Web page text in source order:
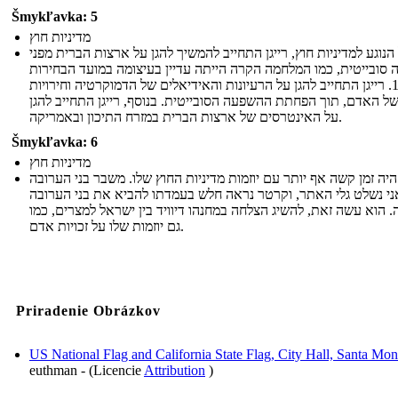
Šmykľavka: 5
מדיניות חוץ
למדיניות חוץ, רייגן התחייב להמשיך להגן על ארצות הברית מפני
סובייטית, כמו המלחמה הקרה הייתה עדיין בעיצומה במועד הבחירות
1980. רייגן התחייב להגן על הרעיונות והאידיאלים של הדמוקרטיה וחירויות
האדם, תוך הפחתת ההשפעה הסובייטית. בנוסף, רייגן התחייב להגן
על האינטרסים של ארצות הברית במזרח התיכון ובאמריקה.
Šmykľavka: 6
מדיניות חוץ
זמן קשה אף יותר עם יוזמות מדיניות החוץ שלו. משבר בני הערובה
נשלט גלי האתר, וקרטר נראה חלש בעמדתו להביא את בני הערובה
הוא עשה זאת, להשיג הצלחה במחנהו דיוויד בין ישראל למצרים, כמו
גם יוזמות שלו על זכויות אדם.
Priradenie Obrázkov
US National Flag and California State Flag, City Hall, Santa
euthman - (LicencieAttribution )